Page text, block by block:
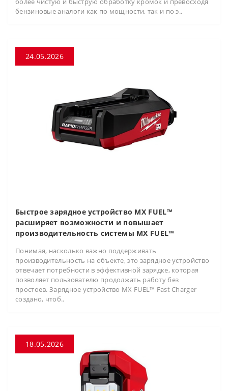
бензиновые аналоги как по мощности, так и по э..
24.05.2026
Быстрое зарядное устройство MX FUEL™
расширяет возможности и повышает
производительность системы MX FUEL™
Понимая, насколько важно поддерживать
производительность на объекте, это зарядное устройство
отвечает потребности в эффективной зарядке, которая
позволяет пользователю продолжать работу без
простоев. Зарядное устройство MX FUEL™ Fast Charger
создано, чтоб..
18.05.2026